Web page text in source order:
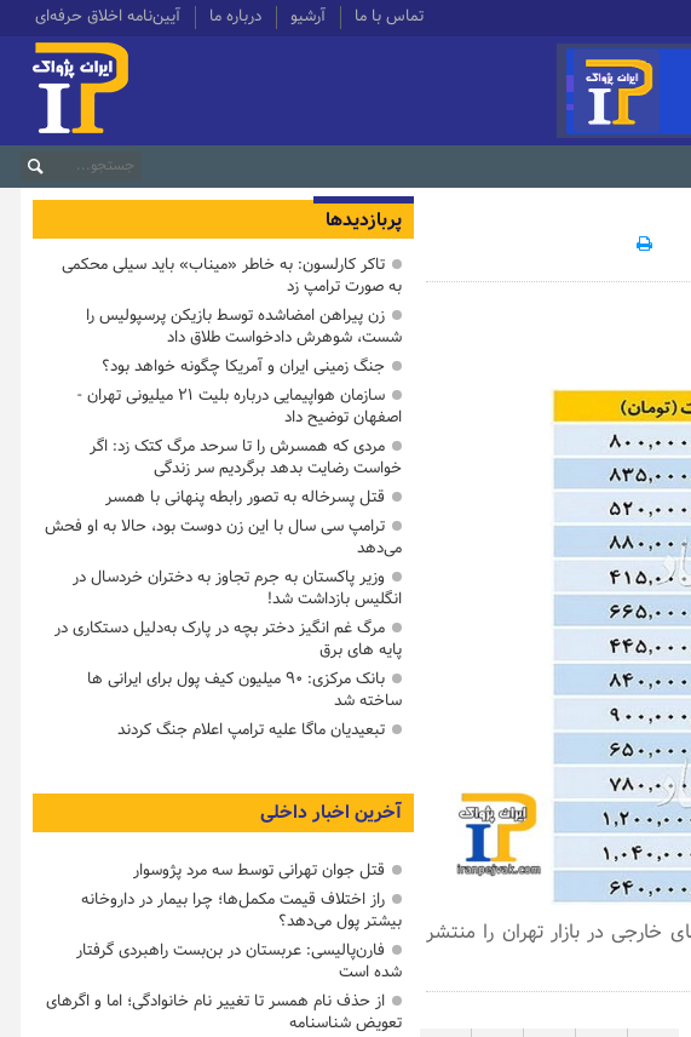
تماس با ما آرشیو درباره ما آیین‌نامه اخلاق حرفه‌ای
خارجی در بازار تهران را منتشر
پربازدیدها
تاکر کارلسون: به خاطر «میناب» باید سیلی محکمی
به صورت ترامپ زد
زن پیراهن امضاشده توسط بازیکن پرسپولیس را
شست، شوهرش دادخواست طلاق داد
جنگ زمینی ایران و آمریکا چگونه خواهد بود؟
سازمان هواپیمایی درباره بلیت ۲۱ میلیونی تهران -
اصفهان توضیح داد
مردی که همسرش را تا سرحد مرگ کتک زد: اگر
خواست رضایت بدهد برگردیم سر زندگی
قتل پسرخاله به تصور رابطه پنهانی با همسر
ترامپ سی سال با این زن دوست بود، حالا به او فحش
می‌دهد
وزیر پاکستان به جرم تجاوز به دختران خردسال در
انگلیس بازداشت شد!
مرگ غم انگیز دختر بچه در پارک به‌دلیل دستکاری در
پایه های برق
بانک مرکزی: ۹۰ میلیون کیف پول برای ایرانی ها
ساخته شد
تبعیدیان ماگا علیه ترامپ اعلام جنگ کردند
آخرین اخبار داخلی
قتل جوان تهرانی توسط سه مرد پژوسوار
راز اختلاف قیمت مکمل‌ها؛ چرا بیمار در داروخانه
بیشتر پول می‌دهد؟
فارن‌پالیسی: عربستان در بن‌بست راهبردی گرفتار
شده است
از حذف نام همسر تا تغییر نام خانوادگی؛ اما و اگرهای
تعویض شناسنامه